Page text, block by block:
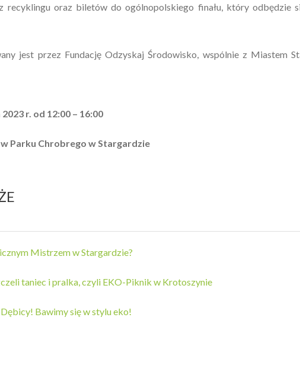
recyklingu oraz biletów do ogólnopolskiego finału, który odbędzie
jest przez Fundację Odzyskaj Środowisko, wspólnie z Miastem
r. od 12:00 – 16:00
Parku Chrobrego w Stargardzie
Mistrzem w Stargardzie?
taniec i pralka, czyli EKO-Piknik w Krotoszynie
Bawimy się w stylu eko!